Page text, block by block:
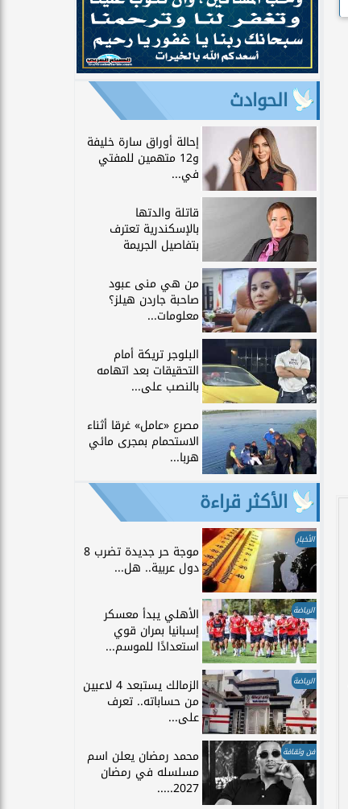
الحوادث
إحالة أوراق سارة خليفة
و12 متهمين للمفتي
في...
قاتلة والدتها
بالإسكندرية تعترف
بتفاصيل الجريمة
من هي منى عبود
صاحبة جاردن هيلز؟
معلومات...
البلوجر تريكة أمام
التحقيقات بعد اتهامه
بالنصب على...
مصرع «عامل» غرقا أثناء
الاستحمام بمجرى مائي
هربا...
الأكثر قراءة
الأخبار
موجة حر جديدة تضرب 8
دول عربية.. هل...
الرياضة الأهلي يبدأ معسكر
إسبانيا بمران قوي
استعدادًا للموسم...
الرياضة الزمالك يستبعد 4 لاعبين
من حساباته.. تعرف
على...
فن وثقافة محمد رمضان يعلن اسم
مسلسله في رمضان
2027.....